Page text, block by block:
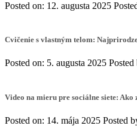
Posted on: 12. augusta 2025
Cvičenie s vlastným telom:
Posted on: 5. augusta 2025 Posted
Video na mieru pre sociálne siete:
Posted on: 14. mája 2025 Posted